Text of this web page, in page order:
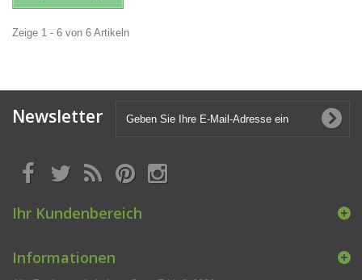
Zeige 1 - 6 von 6 Artikeln
Newsletter
Ihr Kundenbereich
Informationen